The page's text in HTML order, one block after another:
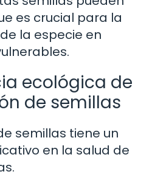
es crucial para la
la especie en
ecológica de
de semillas
semillas tiene un
en la salud de